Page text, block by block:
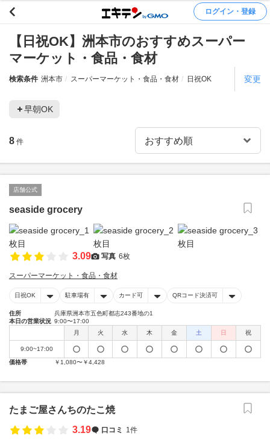
ログイン・登録
【日祝OK】洲本市のおすすめスーパー
マーケット・食品・食材
検索条件 洲本市 スーパーマーケット・食品・食材 日祝OK 変更
早朝OK
8 件
店舗公式
seaside grocery
3.09 写真 6枚
スーパーマーケット・食品・食材
日祝OK 駐車場有 カード可 QRコード決済可
住所
兵庫県洲本市五色町都志243番地の1
本日の営業状況 9:00〜17:00
月
火 水 木 金 土 日 祝
9:00~17:00
価格帯
￥1,080〜￥4,428
たまご屋さんちのたこ焼
3.19
口コミ 1件